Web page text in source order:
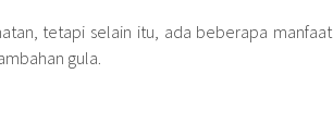
tetapi selain itu, ada beberapa manfaat
gula.